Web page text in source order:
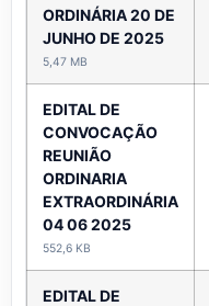
ORDINÁRIA 20 DE
JUNHO DE 2025
5,47 MB
EDITAL DE
CONVOCAÇÃO
REUNIÃO
ORDINARIA
EXTRAORDINÁRIA
04 06 2025
552,6 KB
EDITAL DE